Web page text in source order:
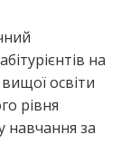
на
освіти
рівня
навчання за